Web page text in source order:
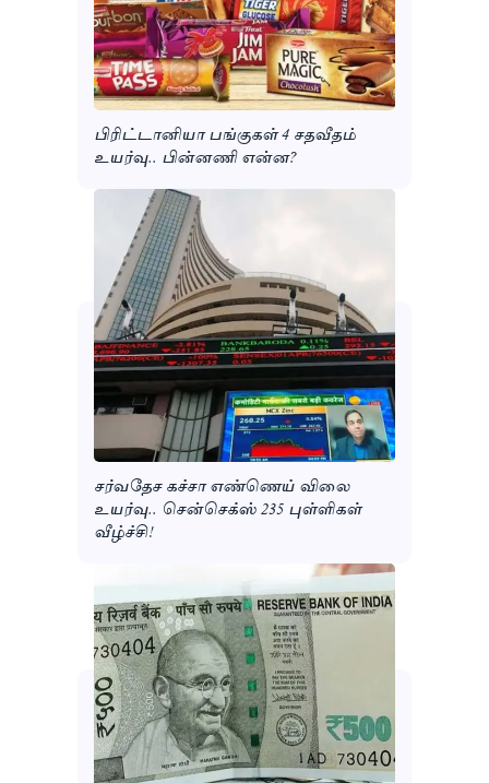
பிரிட்டானியா பங்குகள் 4 சதவீதம்
உயர்வு.. பின்னணி என்ன?
சர்வதேச கச்சா எண்ணெய் விலை
உயர்வு.. சென்செக்ஸ் 235 புள்ளிகள்
வீழ்ச்சி!